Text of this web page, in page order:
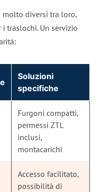
molto diversi tra loro,
traslochi. Un servizio
Soluzioni
specifiche
Furgoni compatti,
permessi ZTL
inclusi,
montacarichi
Accesso facilitato,
possibilità di